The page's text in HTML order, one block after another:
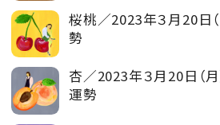
桜桃／2023年３月20日
勢
杏／2023年３月20日（月
運勢